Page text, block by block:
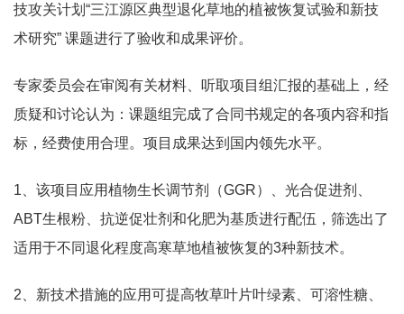
技攻关计划“三江源区典型退化草地的植被恢复试验和新技
术研究” 课题进行了验收和成果评价。
专家委员会在审阅有关材料、听取项目组汇报的基础上，经
质疑和讨论认为：课题组完成了合同书规定的各项内容和指
标，经费使用合理。项目成果达到国内领先水平。
1、该项目应用植物生长调节剂（GGR）、光合促进剂、
ABT生根粉、抗逆促壮剂和化肥为基质进行配伍，筛选出了
适用于不同退化程度高寒草地植被恢复的3种新技术。
2、新技术措施的应用可提高牧草叶片叶绿素、可溶性糖、